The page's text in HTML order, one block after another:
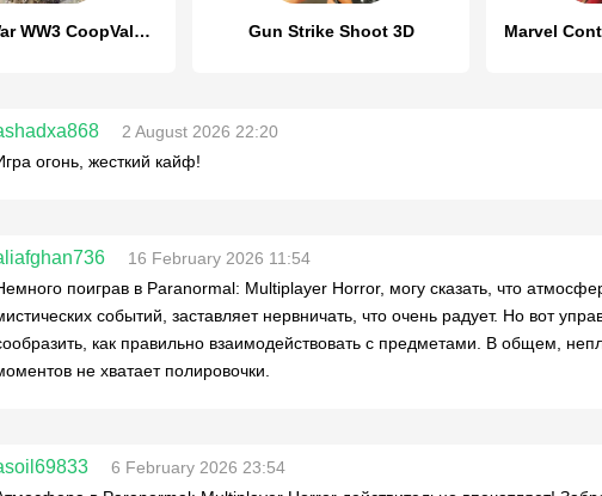
Shooter War WW3 CoopValor 2056 Gun Strike Shoot 3D
2 August 2026 22:20
огонь, жесткий кайф!
16 February 2026 11:54
поиграв в Paranormal: Multiplayer Horror, могу сказать, что
событий, заставляет нервничать, что очень радует. Но вот
как правильно взаимодействовать с предметами. В общем,
не хватает полировочки.
6 February 2026 23:54